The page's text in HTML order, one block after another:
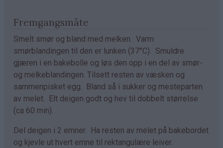
Fremgangsmåte
Smelt smør og bland med melken. Varm
smørblandingen til den er lunken (37°C). Smuldre
gjæren i en bakebolle og løs den opp i en del av smør-
og melkeblandingen. Tilsett resten av væsken og
sammenpisket egg. Bland så i sukker og mesteparten
av melet. Elt deigen godt og hev til dobbelt størrelse
(ca 60 min).
Del deigen i 2 emner. Ha resten av melet på bakebordet
og kjevle ut hvert emne til rektangulære leiver.